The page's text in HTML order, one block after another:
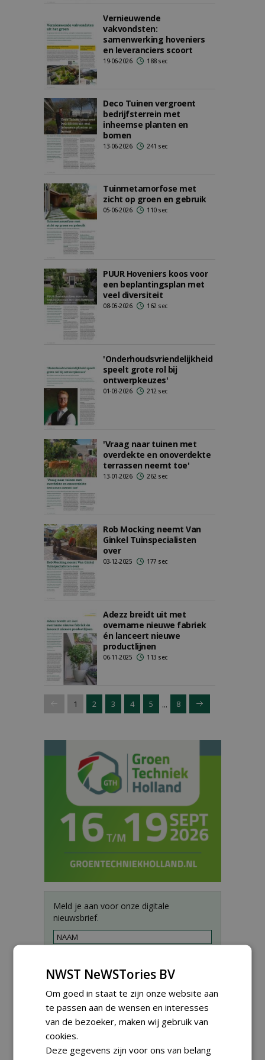
Vernieuwende
vakvondsten:
samenwerking hoveniers
en leveranciers scoort
19-06-2026 188 sec
Deco Tuinen vergroent
bedrijfsterrein met
inheemse planten en
bomen
13-06-2026 241 sec
Tuinmetamorfose met
zicht op groen en gebruik
05-06-2026 110 sec
PUUR Hoveniers koos voor
een beplantingsplan met
veel diversiteit
08-05-2026 162 sec
'Onderhoudsvriendelijkheid
speelt grote rol bij
ontwerpkeuzes'
01-03-2026 212 sec
'Vraag naar tuinen met
overdekte en onoverdekte
terrassen neemt toe'
13-01-2026 262 sec
Rob Mocking neemt Van
Ginkel Tuinspecialisten
over
03-12-2025 177 sec
Adezz breidt uit met
overname nieuwe fabriek
én lanceert nieuwe
productlijnen
06-11-2025 113 sec
1 2 3 4 5 ... 8
Meld je aan voor onze digitale
nieuwsbrief.
NWST NeWSTories BV
Om goed in staat te zijn onze website aan
te passen aan de wensen en interesses
van de bezoeker, maken wij gebruik van
cookies.
Deze gegevens zijn voor ons van belang